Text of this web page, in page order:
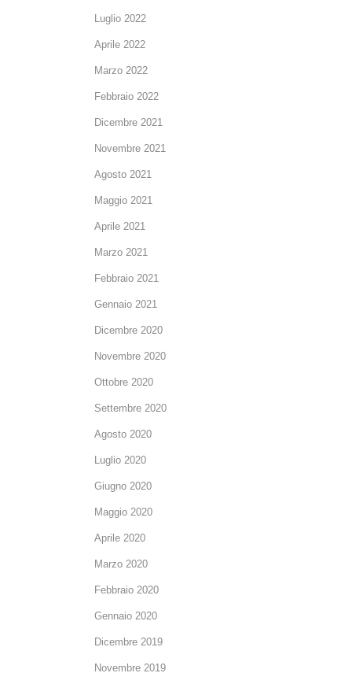
Luglio 2022
Aprile 2022
Marzo 2022
Febbraio 2022
Dicembre 2021
Novembre 2021
Agosto 2021
Maggio 2021
Aprile 2021
Marzo 2021
Febbraio 2021
Gennaio 2021
Dicembre 2020
Novembre 2020
Ottobre 2020
Settembre 2020
Agosto 2020
Luglio 2020
Giugno 2020
Maggio 2020
Aprile 2020
Marzo 2020
Febbraio 2020
Gennaio 2020
Dicembre 2019
Novembre 2019